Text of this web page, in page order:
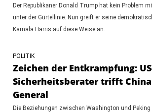
Der Republikaner Donald Trump hat kein Problem
unter der Gürtellinie. Nun greift er seine
Kamala Harris auf diese Weise an.
POLITIK
Zeichen der Entkrampfung:
Sicherheitsberater trifft
General
Die Beziehungen zwischen Washington und